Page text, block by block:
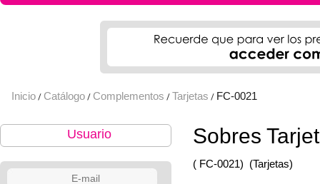
Inicio / Catálogo / Complementos / Tarjetas / FC-0021
Usuario Sobres
( FC-0021) (Tarjetas)